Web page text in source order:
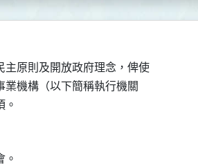
主原則及開放政府理念，俾使
業機構（以下簡稱執行機關